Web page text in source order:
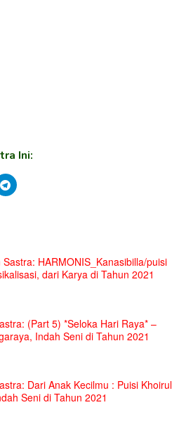
Ini:
Sastra: HARMONIS_Kanasibilla/puisi
dari Karya di Tahun 2021
(Part 5) *Seloka Hari Raya* –
Indah Seni di Tahun 2021
Dari Anak Kecilmu : Puisi Khoirul
Seni di Tahun 2021